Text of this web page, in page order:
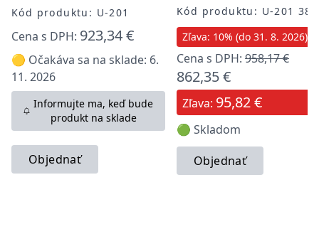
Kód produktu: U-201
Cena s DPH: 923,34 €
🟡 Očakáva sa na sklade: 6.
11. 2026
Informujte ma, keď bude
produkt na sklade
Objednať
Kód produktu: U-201
Zľava: 10% (do 31. 8. 2026)
Cena s DPH: 958,17 €
862,35 €
Zľava: 95,82 €
🟢 Skladom
Objednať